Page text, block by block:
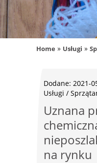
Home » Usługi »
Dodane: 2021-
Usługi /
Uznana
na rynku